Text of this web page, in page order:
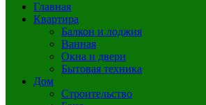
Главная
Квартира
Балкон и лоджия
Ванная
Окна и двери
Бытовая техника
Дом
Строительство